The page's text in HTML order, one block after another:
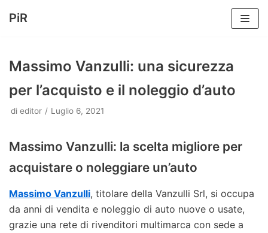
contenuto
PiR
Massimo Vanzulli: una sicurezza
per l’acquisto e il noleggio d’auto
di editor Luglio 6, 2021
Massimo Vanzulli: la scelta migliore per
acquistare o noleggiare un’auto
Massimo Vanzulli, titolare della Vanzulli Srl, si occupa
da anni di vendita e noleggio di auto nuove o usate,
grazie una rete di rivenditori multimarca con sede a